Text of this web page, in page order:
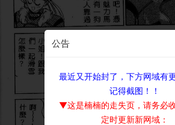
公告
最近又开始封了，下方网域有
记得截图！！
▼这是楠楠的走失页，请务必
定时更新新网域：